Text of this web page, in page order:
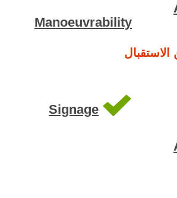
Manoeuvrability
الاستقبال
Signage